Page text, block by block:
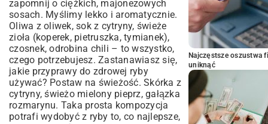
zapomnij o ciężkich, majonezowych
sosach. Myślimy lekko i aromatycznie.
Oliwa z oliwek, sok z cytryny, świeże
zioła (koperek, pietruszka, tymianek),
czosnek, odrobina chili – to wszystko,
czego potrzebujesz. Zastanawiasz się,
jakie przyprawy do zdrowej ryby
używać? Postaw na świeżość. Skórka z
cytryny, świeżo mielony pieprz, gałązka
rozmarynu. Taka prosta kompozycja
potrafi wydobyć z ryby to, co najlepsze,
Najczęstsze oszustwa
uniknąć